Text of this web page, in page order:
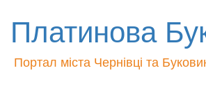
Платинова
Портал міста Чернівці та